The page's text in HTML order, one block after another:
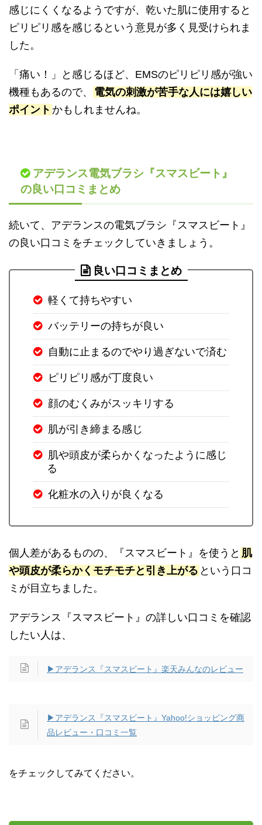
感じにくくなるようですが、乾いた肌に使用すると
ピリピリ感を感じるという意見が多く見受けられま
した。
「痛い！」と感じるほど、EMSのピリピリ感が強い
機種もあるので、
電気の刺激が苦手な人には嬉しい
ポイント かもしれませんね。
アデランス電気ブラシ『スマスビート』
の良い口コミまとめ
続いて、アデランスの電気ブラシ『スマスビート』
の良い口コミをチェックしていきましょう。
良い口コミまとめ
軽くて持ちやすい
バッテリーの持ちが良い
自動に止まるのでやり過ぎないで済む
ピリピリ感が丁度良い
顔のむくみがスッキリする
肌が引き締まる感じ
肌や頭皮が柔らかくなったように感じ
る
化粧水の入りが良くなる
個人差があるものの、『スマスビート』を使うと 肌
や頭皮が柔らかくモチモチと引き上がる という口コ
ミが目立ちました。
アデランス『スマスビート』の詳しい口コミを確認
したい人は、
▶アデランス『スマスビート』楽天みんなのレビュー
▶アデランス『スマスビート』Yahoo!ショッピング商
品レビュー・口コミ一覧
をチェックしてみてください。